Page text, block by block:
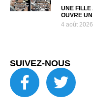
UNE FILLE
OUVRE
4 août 2026
SUIVEZ-NOUS